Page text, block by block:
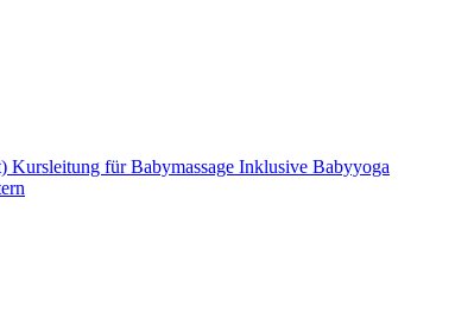
Kursleitung für Babymassage Inklusive Babyyoga